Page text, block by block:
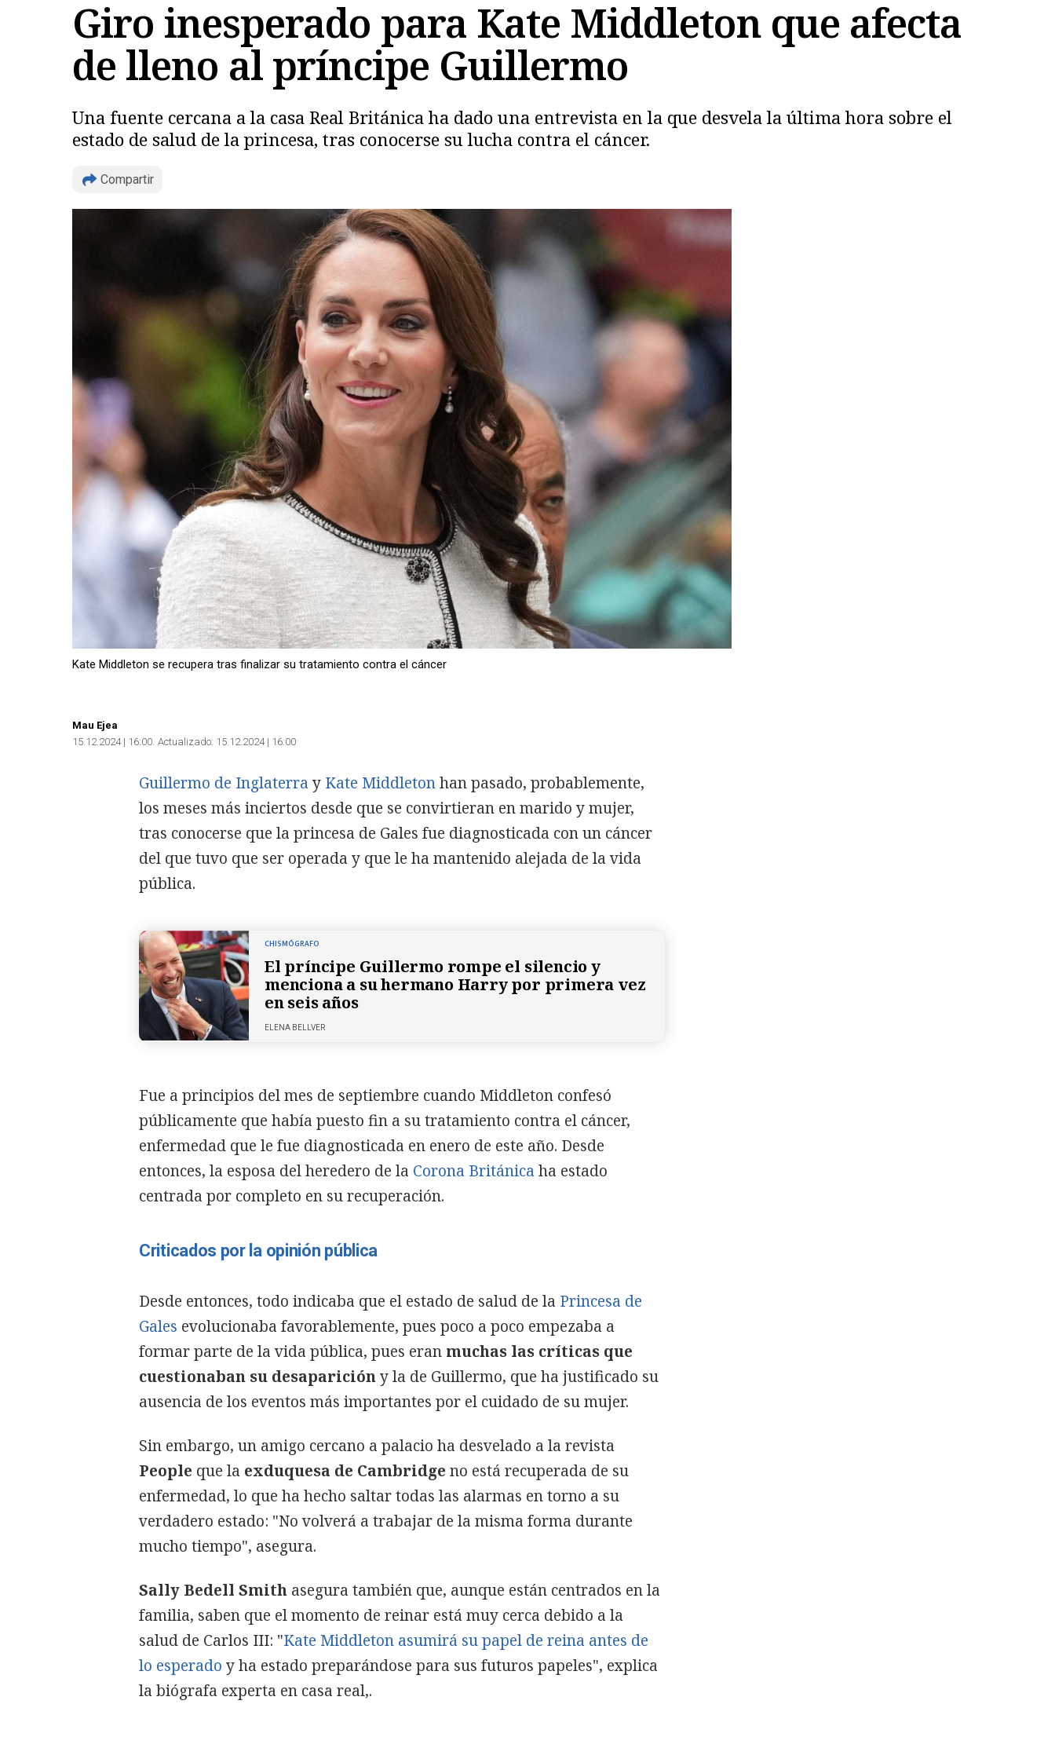
Giro inesperado para Kate Middleton que afecta
de lleno al príncipe Guillermo
Una fuente cercana a la casa Real Británica ha dado una entrevista en la que desvela la última hora sobre el
estado de salud de la princesa, tras conocerse su lucha contra el cáncer.
Compartir
Copiar
Kate Middleton se recupera tras finalizar su tratamiento contra el cáncer
Mau Ejea
15.12.2024 | 16:00 Actualizado: 15.12.2024 | 16:00
Guillermo de Inglaterra y Kate Middletonhan pasado, probablemente,
los meses más inciertos desde que se convirtieran en marido y mujer,
tras conocerse que la princesa de Gales fue diagnosticada con un cáncer
del que tuvo que ser operada y que le ha mantenido alejada de la vida
pública.
CHISMÓGRAFO
El príncipe Guillermo rompe el silencio y
menciona a su hermano Harry por primera vez
en seis años
ELENA BELLVER
Fue a principios del mes de septiembre cuando Middleton confesó
públicamente que había puesto fin a su tratamiento contra el cáncer,
enfermedad que le fue diagnosticada en enero de este año. Desde
entonces, la esposa del heredero de la Corona Británica ha estado
centrada por completo en su recuperación.
Criticados por la opinión pública
Desde entonces, todo indicaba que el estado de salud de la Princesa de
Gales evolucionaba favorablemente, pues poco a poco empezaba a
formar parte de la vida pública, pues eran muchas las críticas que
cuestionaban su desaparicióny la de Guillermo, que ha justificado su
ausencia de los eventos más importantes por el cuidado de su mujer.
Sin embargo, un amigo cercano a palacio ha desvelado a la revista
People que la exduquesa de Cambridge no está recuperada de su
enfermedad, lo que ha hecho saltar todas las alarmas en torno a su
verdadero estado: "No volverá a trabajar de la misma forma durante
mucho tiempo", asegura.
Sally Bedell Smith asegura también que, aunque están centrados en la
familia, saben que el momento de reinar está muy cerca debido a la
salud de Carlos III: "Kate Middleton asumirá su papel de reina antes de
lo esperado y ha estado preparándose para sus futuros papeles", explica
la biógrafa experta en casa real,.